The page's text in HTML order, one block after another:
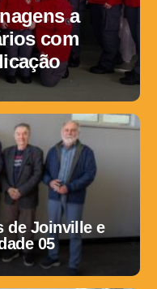
a
com
de Joinville e
05